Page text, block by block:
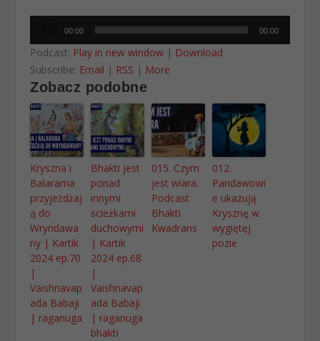
dźwiękowych
00:00 00:00
Podcast: Play in new window | Download
Subscribe: Email | RSS | More
Zobacz podobne
Kryszna i
Balarama
przyjeżdżaj
ą do
Wryndawa
ny | Kartik
2024 ep.70
|
Vaishnavap
ada Babaji
| raganuga
Bhakti jest
ponad
innymi
ścieżkami
duchowymi
| Kartik
2024 ep.68
|
Vaishnavap
ada Babaji
| raganuga
bhakti
015. Czym
jest wiara.
Podcast
Bhakti
Kwadrans
012.
Pandawowi
e ukazują
Krysznę w
wygiętęj
pozie